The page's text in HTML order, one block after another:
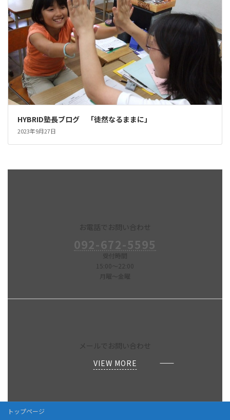
HYBRID塾長ブログ 「徒然なるままに」
2023年9月27日
お電話でお問い合わせ
092-672-5595
受付時間
15:00～22:00
月曜～金曜
メールでお問い合わせ
VIEW MORE
トップページ